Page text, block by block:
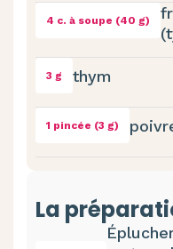
4 c. à soupe (40 g)
3 g thym
1 pincée (3 g)
La